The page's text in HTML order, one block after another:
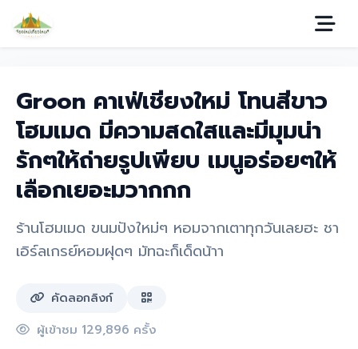
Groon คาเฟ่เชียงใหม่ โทนสีขาว
โฮมเมด มีความสดใสและมีมุมน่า
รักๆให้ถ่ายรูปเพียบ เมนูอร่อยๆให้
เลือกเยอะมวากกก
ร้านโฮมเมด ขนมปังใหม่ๆ หอมจากเตาทุกวันเลยฮะ ชา
เอิร์ลเกรย์หอมฝุดๆ มัทฉะก็เด็ดน้าา
คัดลอกลิงก์
ผู้เข้าชม 129,896 ครั้ง